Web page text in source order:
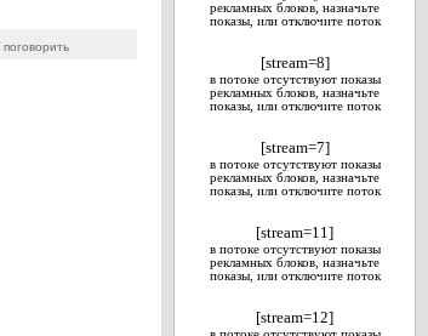
рекламных блоков, назначьте
показы, или отключите поток
[stream=8]
в потоке отсутствуют показы
рекламных блоков, назначьте
показы, или отключите поток
[stream=7]
в потоке отсутствуют показы
рекламных блоков, назначьте
показы, или отключите поток
[stream=11]
в потоке отсутствуют показы
рекламных блоков, назначьте
показы, или отключите поток
[stream=12]